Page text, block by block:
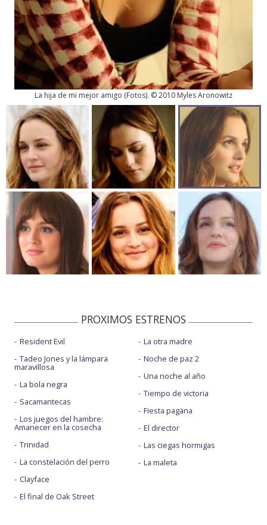
La hija de mi mejor amigo (Fotos). © 2010 Myles Aronowitz
PROXIMOS ESTRENOS
Resident Evil
Tadeo Jones y la lámpara
maravillosa
La bola negra
Sacamantecas
Los juegos del hambre:
Amanecer en la cosecha
Trinidad
La constelación del perro
Clayface
El final de Oak Street
La otra madre
Noche de paz 2
Una noche al año
Tiempo de victoria
Fiesta pagäna
El director
Las ciegas hormigas
La maleta